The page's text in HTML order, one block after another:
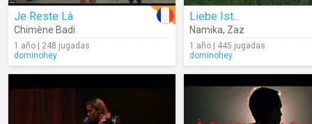
Je Reste Là
Chimène Badi
1 año | 248 jugadas
dominohey
Liebe Ist...
Namika, Zaz
1 año | 445 jugadas
dominohey